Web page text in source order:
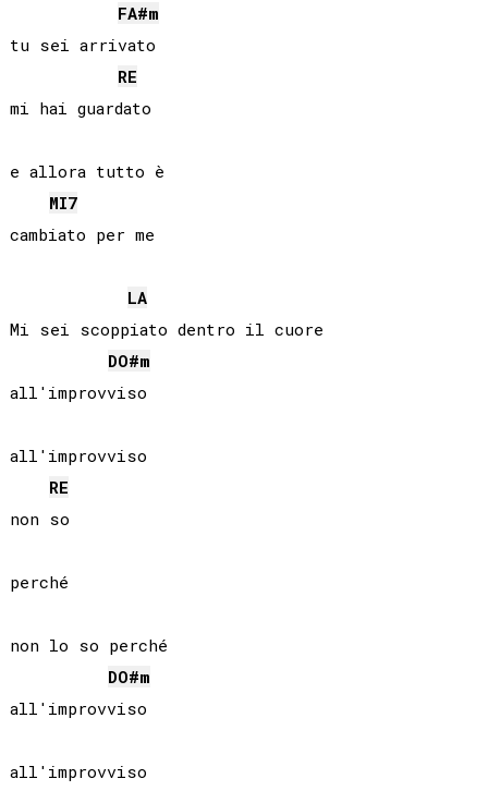
FA#m
tu sei arrivato
RE
mi hai guardato
e allora tutto è
MI7
cambiato per me
LA
Mi sei scoppiato dentro il cuore
DO#m
all'improvviso
all'improvviso
RE
non so
perché
non lo so perché
DO#m
all'improvviso
all'improvviso